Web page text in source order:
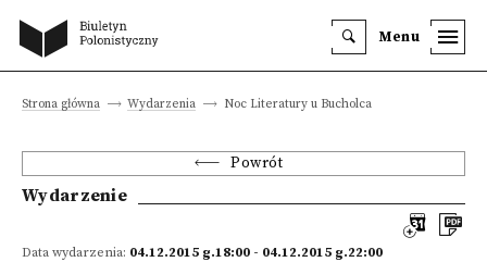
Menu
Strona główna Wydarzenia Noc Literatury u Bucholca
Powrót
Wydarzenie
Data wydarzenia: 04.12.2015 g.18:00 - 04.12.2015 g.22:00